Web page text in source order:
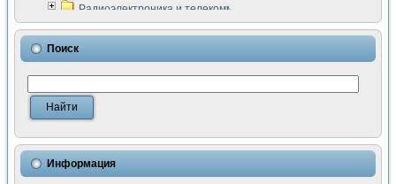
Радиоэлектроника и телекоммуникации
LabVIEW в расчетах радиолиний систем передачи данных
Аппаратно-программный комплекс для исследования
Виртуальный лабораторный стенд для исследования
Измерение шумовых параметров операционных
Измерительный преобразователь на основе цифровой
Использование NI LabVIEW для математического
Исследовние возможности создания измерителя ВАХ
Математическое моделирование генератора сигналов -
Поиск
Информация